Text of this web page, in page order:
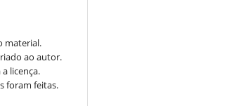
material.
ao autor.
licença.
foram feitas.